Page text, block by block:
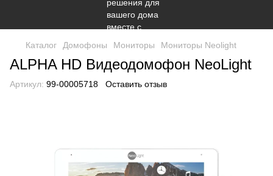
Каталог Домофоны Мониторы Мониторы Neolight
ALPHA HD Видеодомофон NeoLight
Артикул: 99-00005718 Оставить отзыв